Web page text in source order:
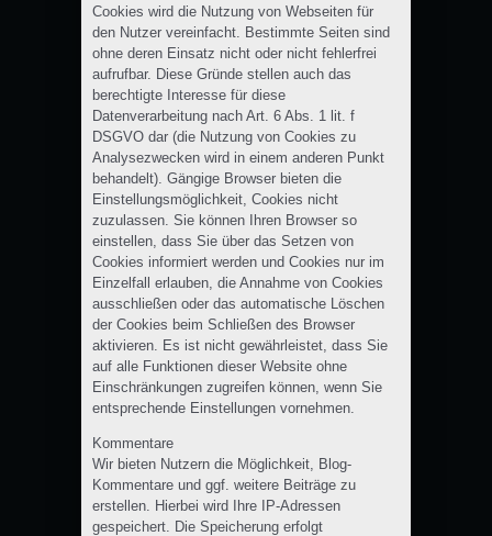
Cookies wird die Nutzung von Webseiten für
den Nutzer vereinfacht. Bestimmte Seiten sind
ohne deren Einsatz nicht oder nicht fehlerfrei
aufrufbar. Diese Gründe stellen auch das
berechtigte Interesse für diese
Datenverarbeitung nach Art. 6 Abs. 1 lit. f
DSGVO dar (die Nutzung von Cookies zu
Analysezwecken wird in einem anderen Punkt
behandelt). Gängige Browser bieten die
Einstellungsmöglichkeit, Cookies nicht
zuzulassen. Sie können Ihren Browser so
einstellen, dass Sie über das Setzen von
Cookies informiert werden und Cookies nur im
Einzelfall erlauben, die Annahme von Cookies
ausschließen oder das automatische Löschen
der Cookies beim Schließen des Browser
aktivieren. Es ist nicht gewährleistet, dass Sie
auf alle Funktionen dieser Website ohne
Einschränkungen zugreifen können, wenn Sie
entsprechende Einstellungen vornehmen.
Kommentare
Wir bieten Nutzern die Möglichkeit, Blog-
Kommentare und ggf. weitere Beiträge zu
erstellen. Hierbei wird Ihre IP-Adressen
gespeichert. Die Speicherung erfolgt